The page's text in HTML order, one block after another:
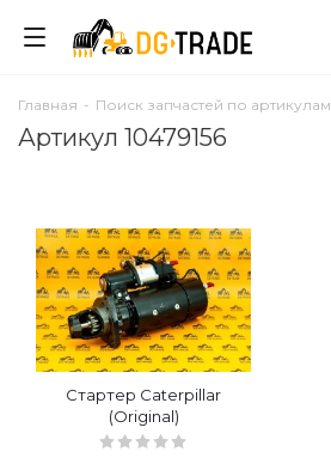
Главная - Поиск запчастей по артикулам
Артикул 10479156
Стартер Caterpillar
(Original)